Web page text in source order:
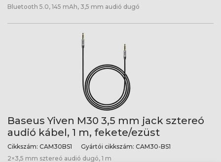
Bluetooth 5.0, 145 mAh, 3,5 mm audió dugó
Baseus Yiven M30 3,5 mm jack sztereó
audió kábel, 1 m, fekete/ezüst
Cikkszám: CAM30BS1 Gyártói cikkszám: CAM30-BS1
2×3,5 mm sztereó audió dugó, 1 m